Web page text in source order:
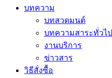
บทความ
บทสวดมนต์
บทความสาระทั่วไป
งานบริการ
ข่าวสาร
วิธีสั่งซื้อ